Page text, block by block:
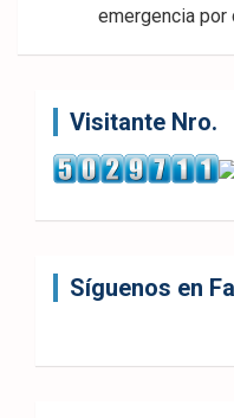
emergencia por
Visitante Nro.
Síguenos en